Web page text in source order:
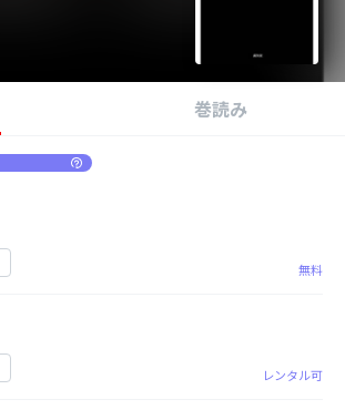
巻読み
無料
レンタル可